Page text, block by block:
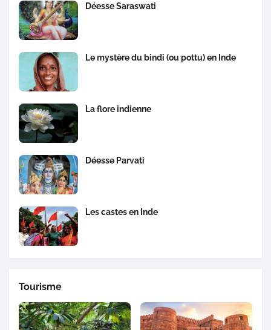
Déesse Saraswati
Le mystère du bindi (ou pottu) en Inde
La flore indienne
Déesse Parvati
Les castes en Inde
Tourisme